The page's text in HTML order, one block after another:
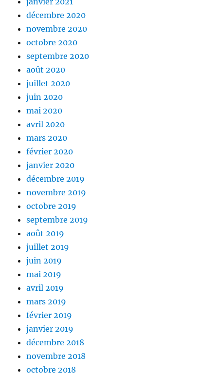
décembre 2020
novembre 2020
octobre 2020
septembre 2020
août 2020
juillet 2020
juin 2020
mai 2020
avril 2020
mars 2020
février 2020
janvier 2020
décembre 2019
novembre 2019
octobre 2019
septembre 2019
août 2019
juillet 2019
juin 2019
mai 2019
avril 2019
mars 2019
février 2019
janvier 2019
décembre 2018
novembre 2018
octobre 2018